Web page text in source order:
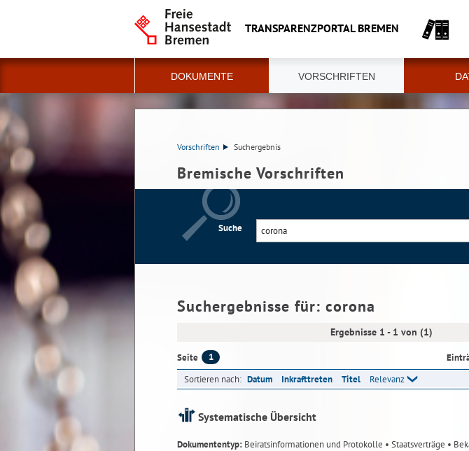
TRANSPARENZPORTAL BREMEN
DOKUMENTE VORSCHRIFTEN
Vorschriften Suchergebnis
Bremische Vorschriften
Suche
Suchergebnisse für: corona
Ergebnisse 1 - 1 von (1)
Seite 1
Sortieren nach: Datum Inkrafttreten Titel Relevanz
Systematische Übersicht
Dokumententyp: Beiratsinformationen und Protokolle • Staatsverträge •